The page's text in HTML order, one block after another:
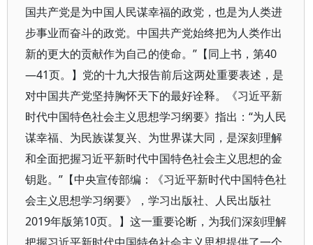
国共产党是为中国人民谋幸福的政党，也是为人类进
步事业而奋斗的政党。中国共产党始终把为人类作出
新的更大的贡献作为自己的使命。”【同上书，第40
—41页。】党的十九大报告前后这两处重要表述，是
对中国共产党坚持胸怀天下的最好诠释。《习近平新
时代中国特色社会主义思想学习纲要》指出：“为人民
谋幸福、为民族谋复兴、为世界谋大同，是深刻理解
和全面把握习近平新时代中国特色社会主义思想的金
钥匙。”【中央宣传部编：《习近平新时代中国特色社
会主义思想学习纲要》，学习出版社、人民出版社
2019年版第10页。】这一重要论断，为我们深刻理解